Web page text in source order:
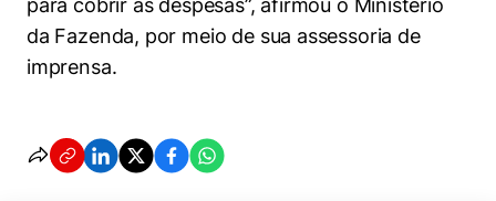
para cobrir as despesas”, afirmou o Ministério
da Fazenda, por meio de sua assessoria de
imprensa.